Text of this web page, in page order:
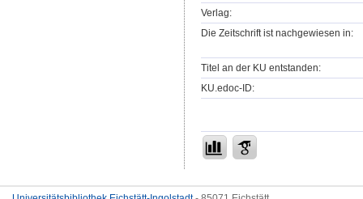
Verlag:
Die Zeitschrift ist nachgewiesen in:
Titel an der KU entstanden:
KU.edoc-ID: